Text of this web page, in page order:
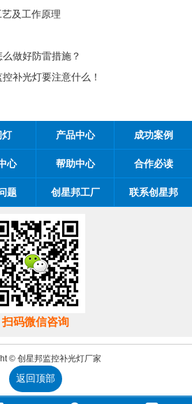
及工作原理
做好防雷措施？
补光灯要注意什么！
灯 产品中心 成功案例
心 帮助中心 合作必读
题 创星邦工厂 联系创星邦
扫码微信咨询
© 创星邦监控补光灯厂家
返回顶部